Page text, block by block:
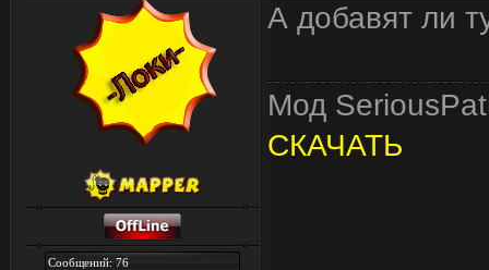
Сообщений: 76
А добавят ли
Мод
СКАЧАТЬ